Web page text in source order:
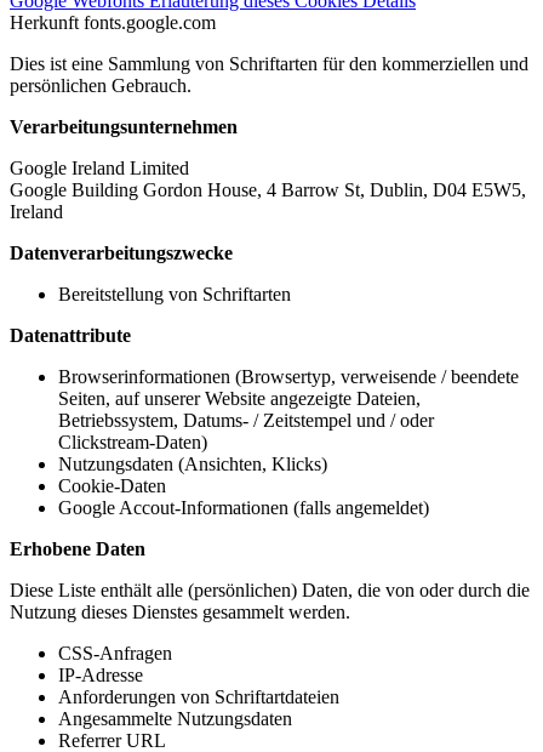
Herkunft fonts.google.com
Dies ist eine Sammlung von Schriftarten für den kommerziellen und
persönlichen Gebrauch.
Verarbeitungsunternehmen
Google Ireland Limited
Google Building Gordon House, 4 Barrow St, Dublin, D04 E5W5,
Ireland
Datenverarbeitungszwecke
Bereitstellung von Schriftarten
Datenattribute
Browserinformationen (Browsertyp, verweisende / beendete
Seiten, auf unserer Website angezeigte Dateien,
Betriebssystem, Datums- / Zeitstempel und / oder
Clickstream-Daten)
Nutzungsdaten (Ansichten, Klicks)
Cookie-Daten
Google Accout-Informationen (falls angemeldet)
Erhobene Daten
Diese Liste enthält alle (persönlichen) Daten, die von oder durch die
Nutzung dieses Dienstes gesammelt werden.
CSS-Anfragen
IP-Adresse
Anforderungen von Schriftartdateien
Angesammelte Nutzungsdaten
Referrer URL